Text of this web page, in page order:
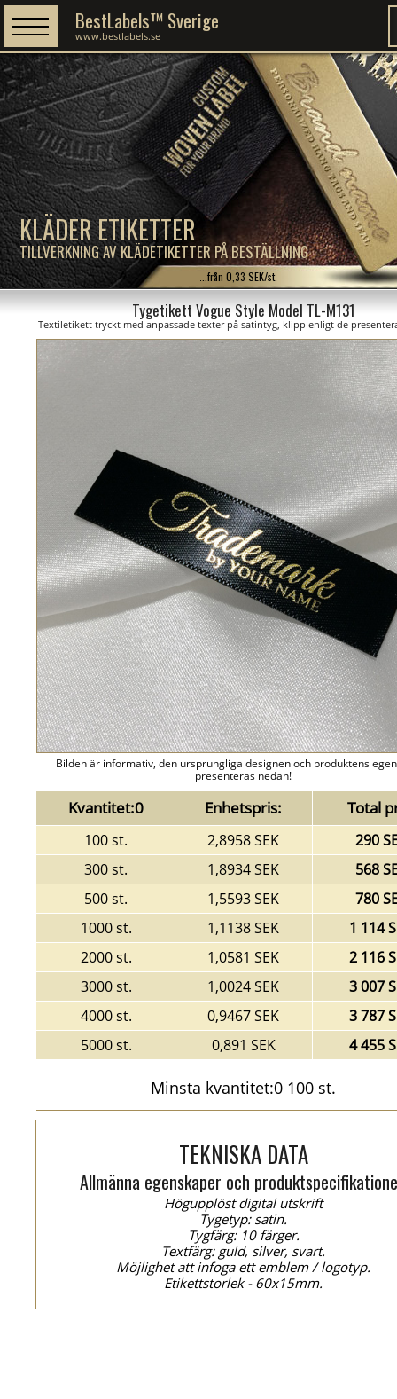
KLÄDER ETIKETTER
TILLVERKNING AV KLÄDETIKETTER PÅ BESTÄLLNING
BestLabels™ Sverige
www.bestlabels.se
...från 0,33 SEK/st.
Tygetikett Vogue Style Model TL-M131
Textiletikett tryckt med anpassade texter på satintyg, klipp enligt de
Bilden är informativ, den ursprungliga designen och produktens
presenteras nedan!
Kvantitet:0 Enhetspris: Total
100 st. 2,8958 SEK
290
300 st.
1,8934 SEK
568
500 st.
1,5593 SEK
780
1000 st.
1,1138 SEK
1 114
2000 st.
1,0581 SEK
2 116
3000 st.
1,0024 SEK
3 007
4000 st.
0,9467 SEK
3 787
5000 st.
0,891 SEK 4 455
Minsta kvantitet:0 100 st.
TEKNISKA DATA
Allmänna egenskaper och
Högupplöst digital utskrift
Tygetyp: satin.
Tygfärg: 10 färger.
Textfärg: guld, silver, svart.
Möjlighet att infoga ett emblem / logotyp.
Etikettstorlek - 60x15mm.